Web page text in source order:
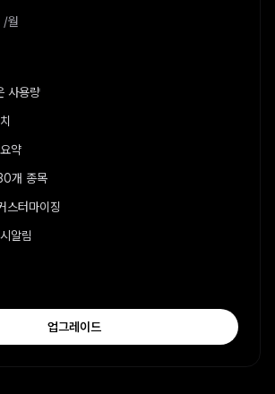
/월
사용량
약
개 종목
스터마이징
알림
업그레이드